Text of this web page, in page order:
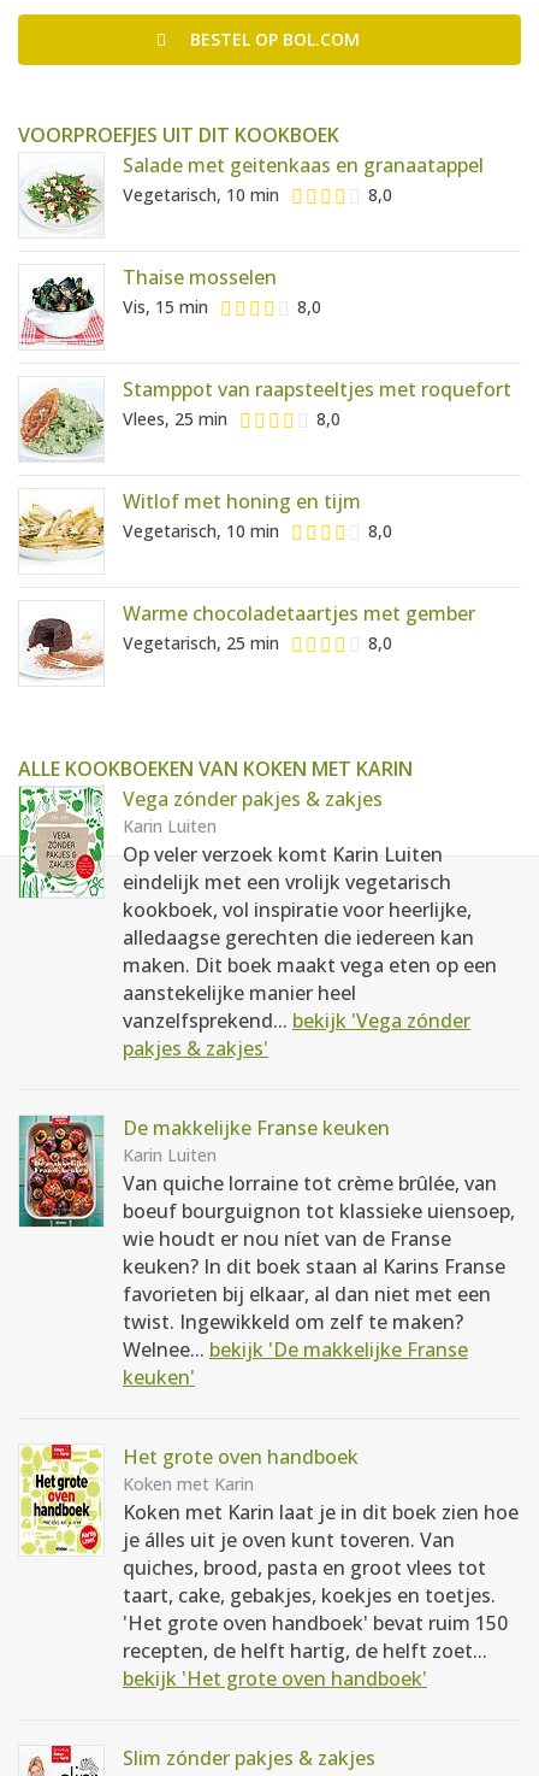
BESTEL OP BOL.COM
VOORPROEFJES UIT DIT KOOKBOEK
Salade met geitenkaas en granaatappel
Vegetarisch, 10 min 8,0
Thaise mosselen
Vis, 15 min 8,0
Stamppot van raapsteeltjes met roquefort
Vlees, 25 min 8,0
Witlof met honing en tijm
Vegetarisch, 10 min 8,0
Warme chocoladetaartjes met gember
Vegetarisch, 25 min 8,0
ALLE KOOKBOEKEN VAN KOKEN MET KARIN
Vega zónder pakjes & zakjes
Karin Luiten
Op veler verzoek komt Karin Luiten
eindelijk met een vrolijk vegetarisch
kookboek, vol inspiratie voor heerlijke,
alledaagse gerechten die iedereen kan
maken. Dit boek maakt vega eten op een
aanstekelijke manier heel
vanzelfsprekend... bekijk 'Vega zónder
pakjes & zakjes'
De makkelijke Franse keuken
Karin Luiten
Van quiche lorraine tot crème brûlée, van
boeuf bourguignon tot klassieke uiensoep,
wie houdt er nou níet van de Franse
keuken? In dit boek staan al Karins Franse
favorieten bij elkaar, al dan niet met een
twist. Ingewikkeld om zelf te maken?
Welnee... bekijk 'De makkelijke Franse
keuken'
Het grote oven handboek
Koken met Karin
Koken met Karin laat je in dit boek zien hoe
je álles uit je oven kunt toveren. Van
quiches, brood, pasta en groot vlees tot
taart, cake, gebakjes, koekjes en toetjes.
'Het grote oven handboek' bevat ruim 150
recepten, de helft hartig, de helft zoet...
bekijk 'Het grote oven handboek'
Slim zónder pakjes & zakjes